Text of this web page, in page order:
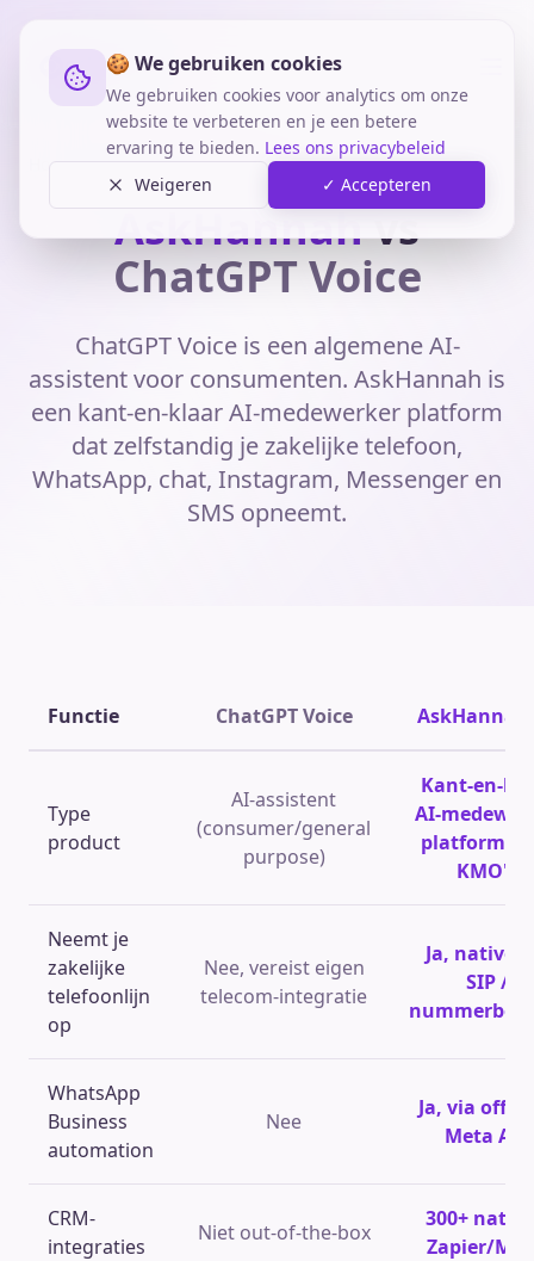
🍪 We gebruiken cookies
We gebruiken cookies voor analytics om onze
website te verbeteren en je een betere
ervaring te bieden. Lees ons privacybeleid
Weigeren
✓ Accepteren
Home Vergelijkingen AskHannah vs ChatGPT Voice
AskHannahvs
ChatGPT Voice
ChatGPT Voice is een algemene AI-
assistent voor consumenten. AskHannah is
een kant-en-klaar AI-medewerker platform
dat zelfstandig je zakelijke telefoon,
WhatsApp, chat, Instagram, Messenger en
SMS opneemt.
Functie ChatGPT Voice
Type
product
AI-assistent
(consumer/general
purpose)
Kant-en-
AI-
platform
KMO's
Neemt je
zakelijke
telefoonlijn
op
Nee, vereist eigen
telecom-integratie
Ja, native
SIP /
WhatsApp
Business
automation
Nee
Ja, via
Meta API
CRM-
integraties
Niet out-of-the-box
300+
Zapier/